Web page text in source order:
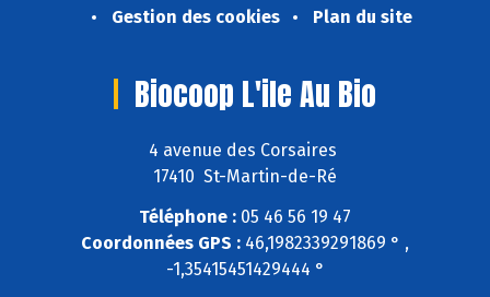
Gestion des cookies
Plan du site
Biocoop L'ile Au Bio
4 avenue des Corsaires
17410 St-Martin-de-Ré
Téléphone : 05 46 56 19 47
Coordonnées GPS : 46,1982339291869 ° ,
-1,35415451429444 °